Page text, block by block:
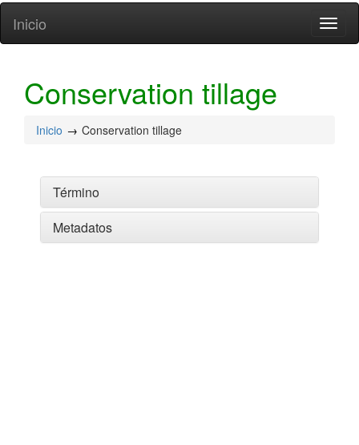
Inicio
Conservation tillage
Inicio Conservation tillage
Término
Metadatos